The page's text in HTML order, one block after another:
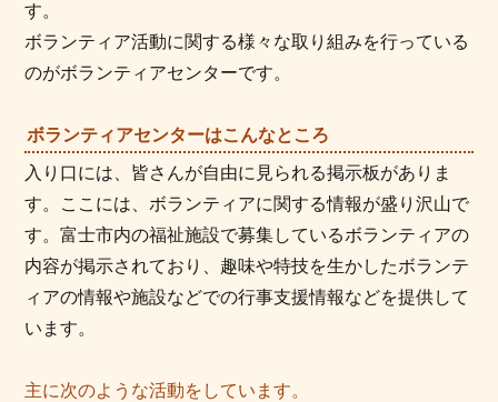
す。
ボランティア活動に関する様々な取り組みを行っている
のがボランティアセンターです。
ボランティアセンターはこんなところ
入り口には、皆さんが自由に見られる掲示板がありま
す。ここには、ボランティアに関する情報が盛り沢山で
す。富士市内の福祉施設で募集しているボランティアの
内容が掲示されており、趣味や特技を生かしたボランテ
ィアの情報や施設などでの行事支援情報などを提供して
います。
主に次のような活動をしています。